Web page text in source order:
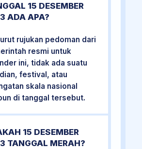
15 DESEMBER
ADA APA?
rujukan pedoman dari
resmi untuk
ini, tidak ada suatu
festival, atau
skala nasional
di tanggal tersebut.
15 DESEMBER
TANGGAL MERAH?